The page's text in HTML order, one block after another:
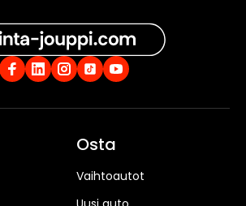
Osta
Vaihtoautot